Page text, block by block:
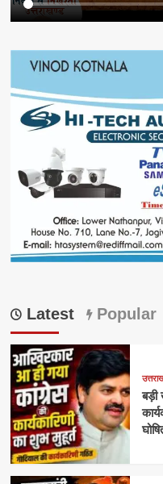
Latest Popular
बड़ी